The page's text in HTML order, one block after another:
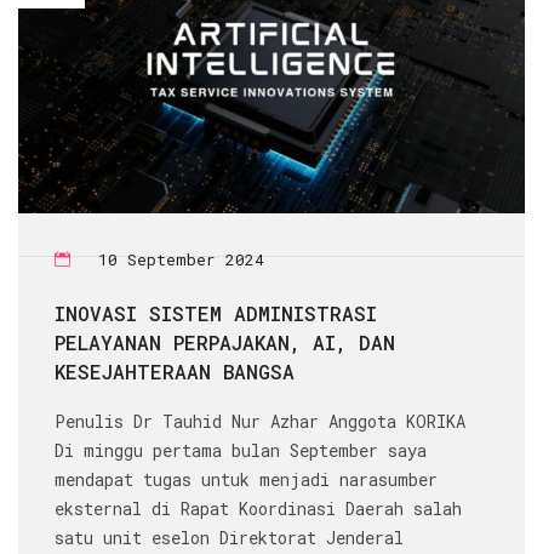
10 September 2024
INOVASI SISTEM ADMINISTRASI
PELAYANAN PERPAJAKAN, AI, DAN
KESEJAHTERAAN BANGSA
Penulis Dr Tauhid Nur Azhar Anggota KORIKA
Di minggu pertama bulan September saya
mendapat tugas untuk menjadi narasumber
eksternal di Rapat Koordinasi Daerah salah
satu unit eselon Direktorat Jenderal